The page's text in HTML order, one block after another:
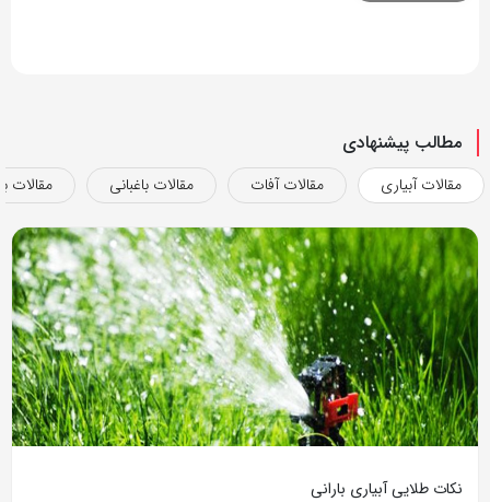
مطالب پیشنهادی
مقالات آبیاری مقالات آفات مقالات باغبانی مقالات
نکات طلایی آبیاری بارانی